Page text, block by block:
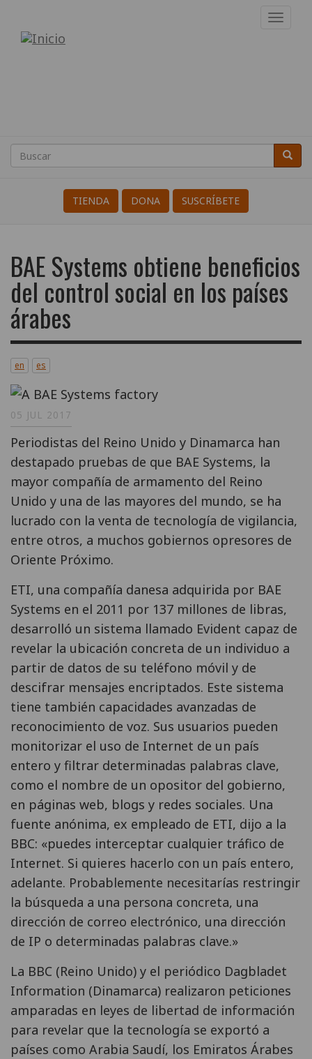
contenido
Internacional
a
la
Guerra
Search
Buscar
TIENDA DONA SUSCRÍBETE
BAE Systems obtiene beneficios
del control social en los países
árabes
en es
05 JUL 2017
Periodistas del Reino Unido y Dinamarca han
destapado pruebas de que BAE Systems, la
mayor compañía de armamento del Reino
Unido y una de las mayores del mundo, se ha
lucrado con la venta de tecnología de vigilancia,
entre otros, a muchos gobiernos opresores de
Oriente Próximo.
ETI, una compañía danesa adquirida por BAE
Systems en el 2011 por 137 millones de libras,
desarrolló un sistema llamado Evident capaz de
revelar la ubicación concreta de un individuo a
partir de datos de su teléfono móvil y de
descifrar mensajes encriptados. Este sistema
tiene también capacidades avanzadas de
reconocimiento de voz. Sus usuarios pueden
monitorizar el uso de Internet de un país
entero y filtrar determinadas palabras clave,
como el nombre de un opositor del gobierno,
en páginas web, blogs y redes sociales. Una
fuente anónima, ex empleado de ETI, dijo a la
BBC: «puedes interceptar cualquier tráfico de
Internet. Si quieres hacerlo con un país entero,
adelante. Probablemente necesitarías restringir
la búsqueda a una persona concreta, una
dirección de correo electrónico, una dirección
de IP o determinadas palabras clave.»
La BBC (Reino Unido) y el periódico Dagbladet
Information (Dinamarca) realizaron peticiones
amparadas en leyes de libertad de información
para revelar que la tecnología se exportó a
países como Arabia Saudí, los Emiratos Árabes